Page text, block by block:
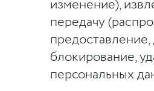
изменение),
передачу
предоставление,
блокирование,
персональных